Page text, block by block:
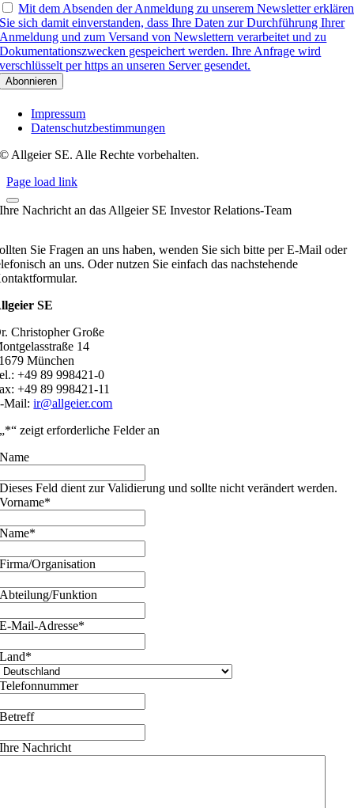
Mit dem Absenden der Anmeldung zu unserem Newsletter erklären
Sie sich damit einverstanden, dass Ihre Daten zur Durchführung Ihrer
Anmeldung und zum Versand von Newslettern verarbeitet und zu
Dokumentationszwecken gespeichert werden. Ihre Anfrage wird
verschlüsselt per https an unseren Server gesendet.
Impressum
Datenschutzbestimmungen
© Allgeier SE. Alle Rechte vorbehalten.
Page load link
Ihre Nachricht an das Allgeier SE Investor Relations-Team
Sie Fragen an uns haben, wenden Sie sich bitte per E-Mail oder
an uns. Oder nutzen Sie einfach das nachstehende
SE
Christopher Große
14
München
+49 89 998421-0
+49 89 998421-11
Mail:ir@allgeier.com
„*“ zeigt erforderliche Felder an
Name
Dieses Feld dient zur Validierung und sollte nicht verändert werden.
Vorname*
Name*
Firma/Organisation
Abteilung/Funktion
E-Mail-Adresse*
Land*
Telefonnummer
Betreff
Ihre Nachricht